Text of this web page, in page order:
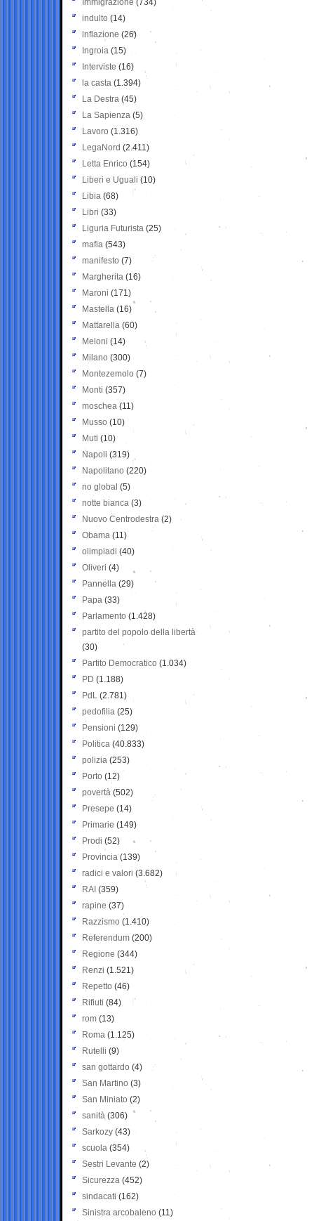
Immigrazione (734)
indulto (14)
inflazione (26)
Ingroia (15)
Interviste (16)
la casta (1.394)
La Destra (45)
La Sapienza (5)
Lavoro (1.316)
LegaNord (2.411)
Letta Enrico (154)
Liberi e Uguali (10)
Libia (68)
Libri (33)
Liguria Futurista (25)
mafia (543)
manifesto (7)
Margherita (16)
Maroni (171)
Mastella (16)
Mattarella (60)
Meloni (14)
Milano (300)
Montezemolo (7)
Monti (357)
moschea (11)
Musso (10)
Muti (10)
Napoli (319)
Napolitano (220)
no global (5)
notte bianca (3)
Nuovo Centrodestra (2)
Obama (11)
olimpiadi (40)
Oliveri (4)
Pannella (29)
Papa (33)
Parlamento (1.428)
partito del popolo della libertà
(30)
Partito Democratico (1.034)
PD (1.188)
PdL (2.781)
pedofilia (25)
Pensioni (129)
Politica (40.833)
polizia (253)
Porto (12)
povertà (502)
Presepe (14)
Primarie (149)
Prodi (52)
Provincia (139)
radici e valori (3.682)
RAI (359)
rapine (37)
Razzismo (1.410)
Referendum (200)
Regione (344)
Renzi (1.521)
Repetto (46)
Rifiuti (84)
rom (13)
Roma (1.125)
Rutelli (9)
san gottardo (4)
San Martino (3)
San Miniato (2)
sanità (306)
Sarkozy (43)
scuola (354)
Sestri Levante (2)
Sicurezza (452)
sindacati (162)
Sinistra arcobaleno (11)